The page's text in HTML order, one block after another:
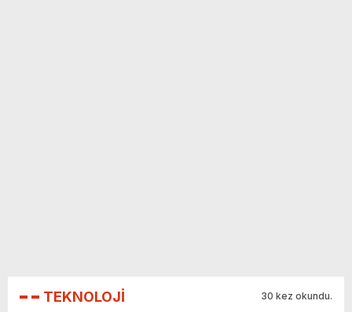
TEKNOLOJİ 30 kez okundu.